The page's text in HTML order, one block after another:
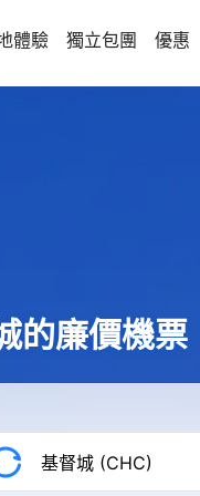
體驗 獨立包團 優惠
的廉價機票